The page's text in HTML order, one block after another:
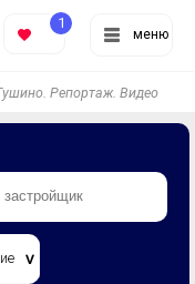
меню
1
Репортаж. Видео